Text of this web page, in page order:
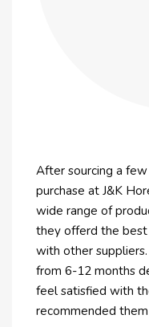
“
After sourcing a
purchase at J&K
wide range of
they offerd the
with other
from 6-12 months
feel satisfied with
recommended